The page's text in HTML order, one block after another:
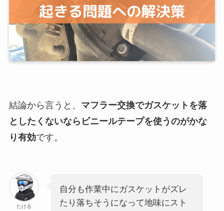
結論から言うと、 マフラー交換でガスケットを落
としたくないならビニールテープを使うのがかな
り有効です。
たける
自分も作業中にガスケットがズレ
たり落ちそうになって地味にスト